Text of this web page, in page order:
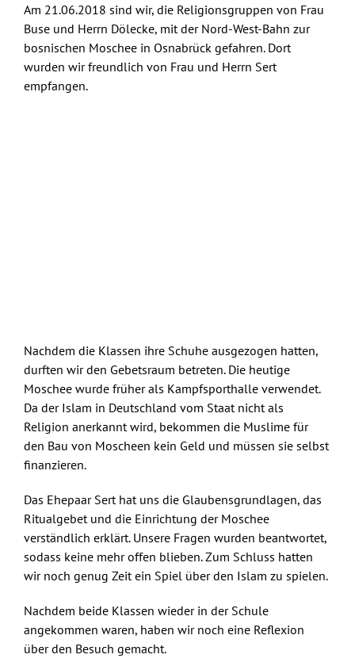
content
Am 21.06.2018 sind wir, die Religionsgruppen von Frau
Buse und Herrn Dölecke, mit der Nord-West-Bahn zur
bosnischen Moschee in Osnabrück gefahren. Dort
wurden wir freundlich von Frau und Herrn Sert
empfangen.
Nachdem die Klassen ihre Schuhe ausgezogen hatten,
durften wir den Gebetsraum betreten. Die heutige
Moschee wurde früher als Kampfsporthalle verwendet.
Da der Islam in Deutschland vom Staat nicht als
Religion anerkannt wird, bekommen die Muslime für
den Bau von Moscheen kein Geld und müssen sie selbst
finanzieren.
Das Ehepaar Sert hat uns die Glaubensgrundlagen, das
Ritualgebet und die Einrichtung der Moschee
verständlich erklärt. Unsere Fragen wurden beantwortet,
sodass keine mehr offen blieben. Zum Schluss hatten
wir noch genug Zeit ein Spiel über den Islam zu spielen.
Nachdem beide Klassen wieder in der Schule
angekommen waren, haben wir noch eine Reflexion
über den Besuch gemacht.